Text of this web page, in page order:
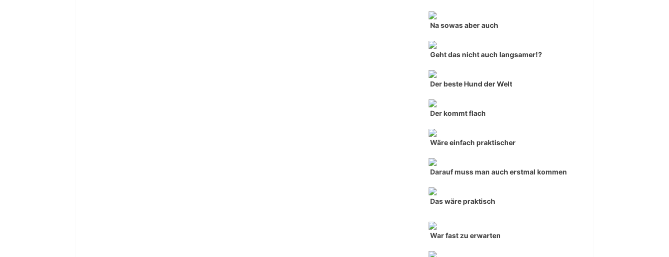
Na sowas aber auch
Geht das nicht auch langsamer!?
Der beste Hund der Welt
Der kommt flach
Wäre einfach praktischer
Darauf muss man auch erstmal kommen
Das wäre praktisch
War fast zu erwarten